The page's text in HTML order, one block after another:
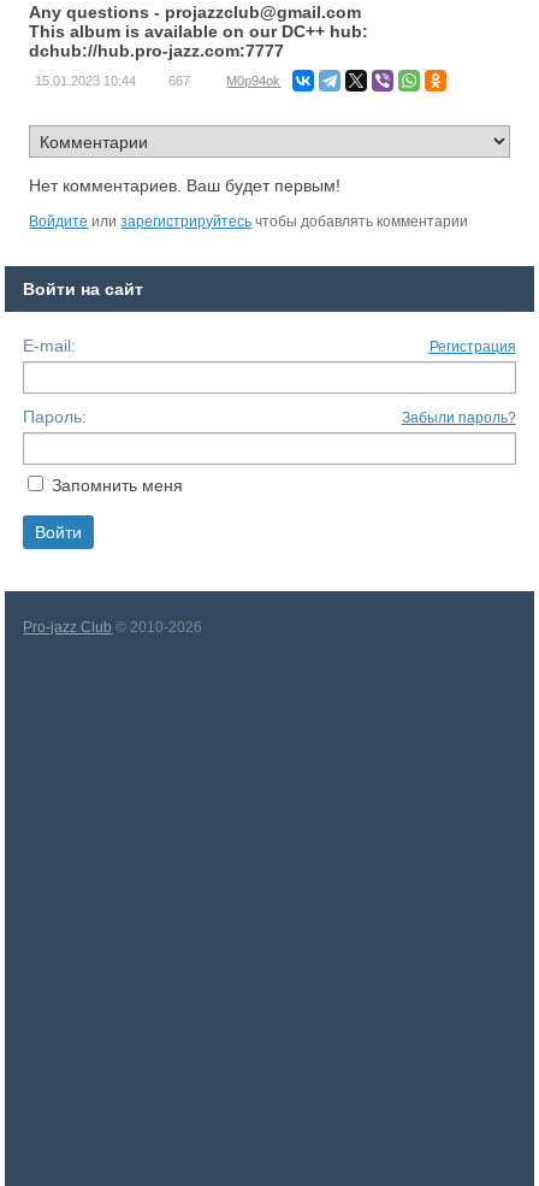
Any questions - projazzclub@gmail.com
This album is available on our DC++ hub:
dchub://hub.pro-jazz.com:7777
15.01.2023 10:44 667 M0p94ok
Нет комментариев. Ваш будет первым!
Войдите илизарегистрируйтесь чтобы добавлять комментарии
Войти на сайт
E-mail: Регистрация
Пароль: Забыли пароль?
Запомнить меня
Pro-jazz Club © 2010-2026